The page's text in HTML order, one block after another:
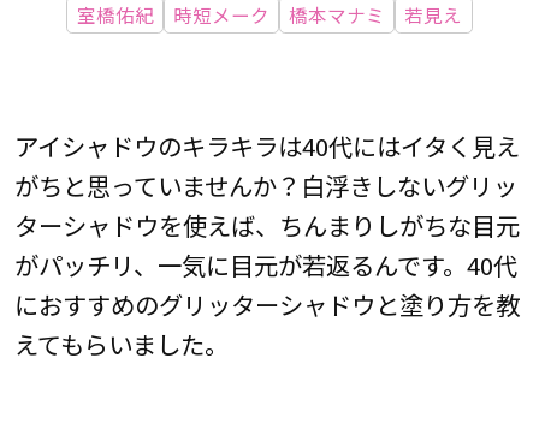
室橋佑紀
時短メーク 橋本マナミ 若見え
アイシャドウのキラキラは40代にはイタく見え
がちと思っていませんか？白浮きしないグリッ
ターシャドウを使えば、ちんまりしがちな目元
がパッチリ、一気に目元が若返るんです。40代
におすすめのグリッターシャドウと塗り方を教
えてもらいました。